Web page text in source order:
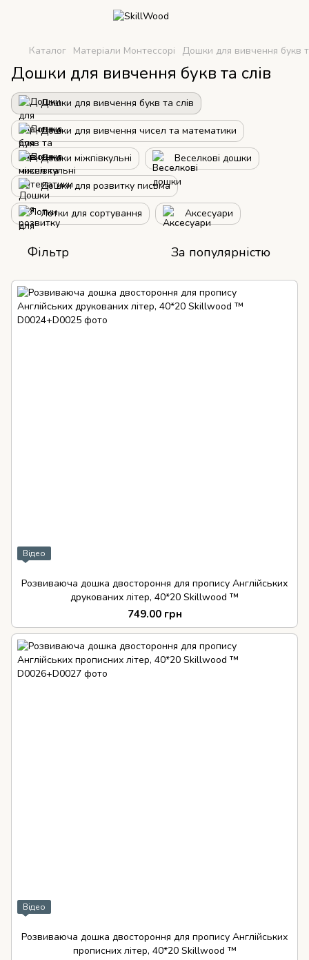
Каталог Матеріали Монтессорі Дошки для вивчення букв
Дошки для вивчення букв та слів
Дошки для вивчення букв та слів
Дошки для вивчення чисел та математики
Дошки міжпівкульні Веселкові дошки
Дошки для розвитку письма
Лотки для сортування Аксесуари
Фільтр За популярністю
Відео
Розвиваюча дошка двостороння для пропису Англійських
друкованих літер, 40*20 Skillwood ™
749.00 грн
Відео
Розвиваюча дошка двостороння для пропису Англійських
прописних літер, 40*20 Skillwood ™